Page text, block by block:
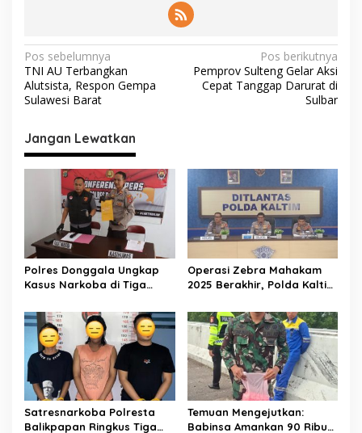
N
a
v
i
g
a
p
o
s
Pos sebelumnya
TNI AU Terbangkan
Alutsista, Respon Gempa
Sulawesi Barat
Pos berikutnya
Pemprov Sulteng Gelar Aksi
Cepat Tanggap Darurat di
Sulbar
Jangan Lewatkan
Polres Donggala Ungkap
Kasus Narkoba di Tiga
Tegas Lawan Peredaran
Gelap
Operasi Zebra Mahakam
2025 Berakhir, Polda Kaltim
Kecelakaan
Satresnarkoba Polresta
Balikpapan Ringkus Tiga
Temuan Mengejutkan:
Babinsa Amankan 90 Ribu